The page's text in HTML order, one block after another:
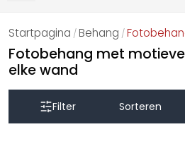
Startpagina / Behang /
Fotobehang met
elke wand
Filter